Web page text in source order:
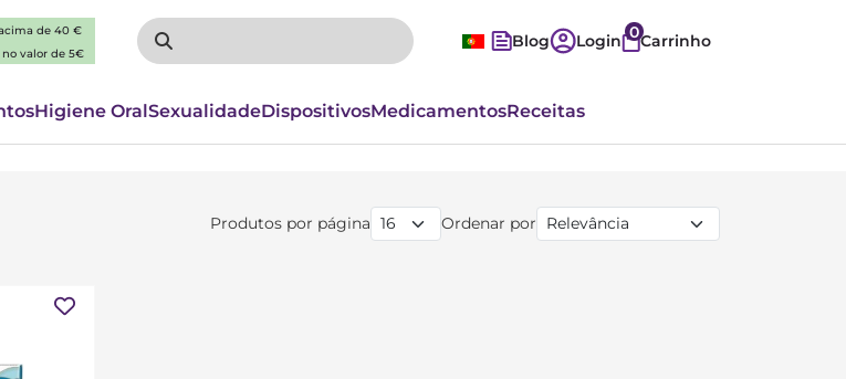
de 40 €
valor de 5€
Blog Login 0Carrinho
Higiene OralSexualidadeDispositivosMedicamentosReceitas
Produtos por página Ordenar por